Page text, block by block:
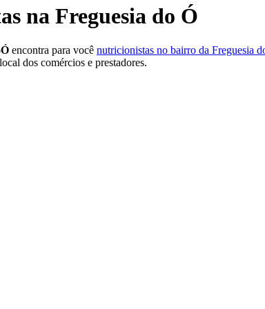
na Freguesia do Ó
encontra para você nutricionistas no bairro da Freguesia
dos comércios e prestadores.